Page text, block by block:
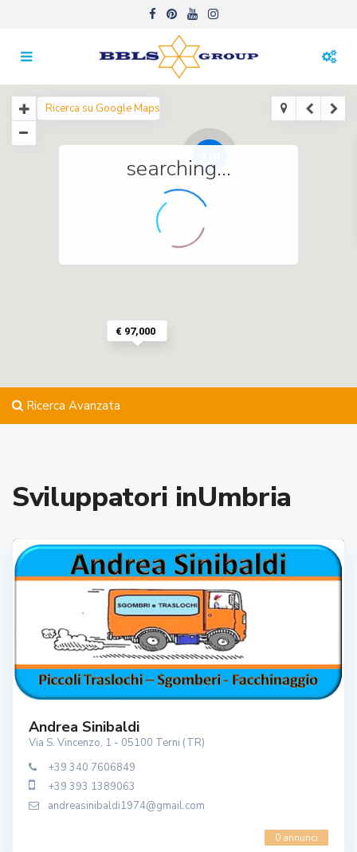
€ 97,000
searching...
Ricerca Avanzata
Sviluppatori inUmbria
Andrea Sinibaldi
Via S. Vincenzo, 1 - 05100 Terni (TR)
+39 340 7606849
+39 393 1389063
andreasinibaldi1974@gmail.com
0 annunci